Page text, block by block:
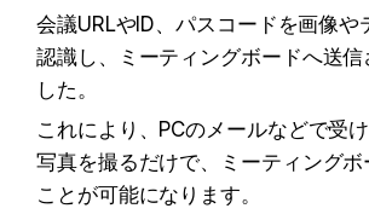
会議URLやID、パスコードを画像
認識し、ミーティングボードへ送
した。
これにより、PCのメールなどで受
写真を撮るだけで、ミーティング
ことが可能になります。